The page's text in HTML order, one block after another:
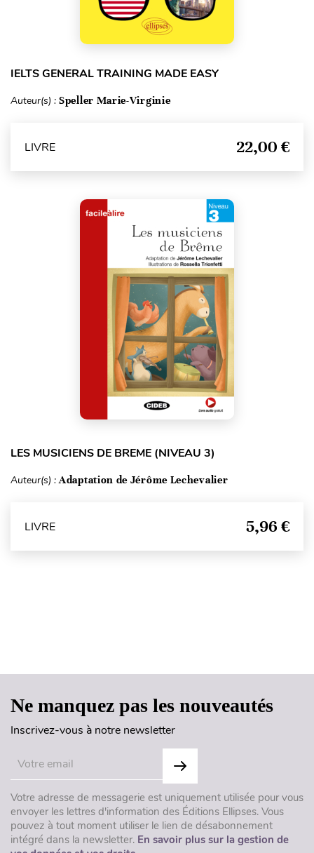
IELTS GENERAL TRAINING MADE EASY
Auteur(s) : Speller Marie-Virginie
LIVRE 22,00 €
LES MUSICIENS DE BREME (NIVEAU 3)
Auteur(s) :Adaptation de Jérôme Lechevalier
LIVRE 5,96 €
Ne manquez pas les nouveautés
Inscrivez-vous à notre newsletter
Votre adresse de messagerie est uniquement utilisée pour vous
envoyer les lettres d'information des Éditions Ellipses. Vous
pouvez à tout moment utiliser le lien de désabonnement
intégré dans la newsletter. En savoir plus sur la gestion de